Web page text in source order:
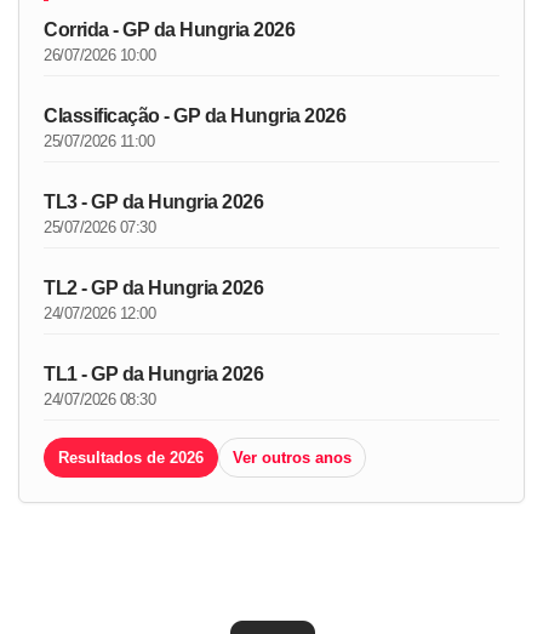
Corrida - GP da Hungria 2026
26/07/2026 10:00
Classificação - GP da Hungria 2026
25/07/2026 11:00
TL3 - GP da Hungria 2026
25/07/2026 07:30
TL2 - GP da Hungria 2026
24/07/2026 12:00
TL1 - GP da Hungria 2026
24/07/2026 08:30
Resultados de 2026 Ver outros anos